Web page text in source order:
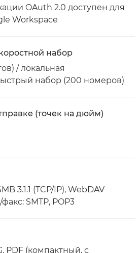
OAuth 2.0 доступен для
Workspace
набор
/ локальная
набор (200 номеров)
(точек на дюйм)
3.1.1 (TCP/IP), WebDAV
SMTP, POP3
PDF (компактный, с